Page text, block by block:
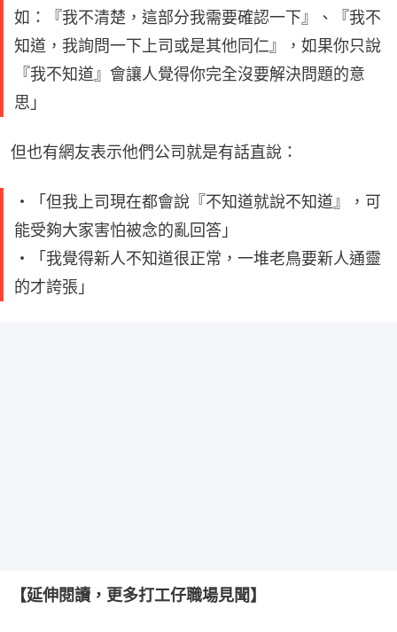
如：『我不清楚，這部分我需要確認一下』、『我不
知道，我詢問一下上司或是其他同仁』，如果你只說
『我不知道』會讓人覺得你完全沒要解決問題的意
思」
但也有網友表示他們公司就是有話直說：
・「但我上司現在都會說『不知道就說不知道』，可
能受夠大家害怕被念的亂回答」
・「我覺得新人不知道很正常，一堆老鳥要新人通靈
的才誇張」
【延伸閱讀，更多打工仔職場見聞】